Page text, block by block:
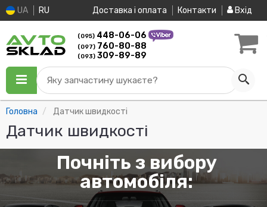
UA RU Доставка і оплата Контакти Вхід
(095) 448-06-06
(097) 760-80-88
(093) 309-89-89
Яку запчастину шукаєте?
Головна Датчик швидкості
Датчик швидкості
Почніть з вибору
автомобіля: